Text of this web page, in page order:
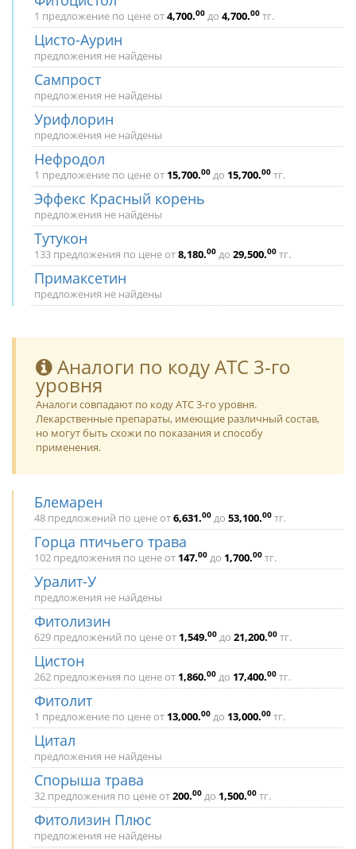
1 предложение по цене от4,700.00 до 4,700.00 тг.
Цисто-Аурин
предложения не найдены
Сампрост
предложения не найдены
Урифлорин
предложения не найдены
Нефродол
1 предложение по цене от 15,700.00 до 15,700.00 тг.
Эффекс Красный корень
предложения не найдены
Тутукон
133 предложения по цене от8,180.00 до 29,500.00 тг.
Примаксетин
предложения не найдены
Аналоги по коду ATC 3-го
уровня
Аналоги совпадают по коду ATC 3-го уровня.
Лекарственные препараты, имеющие различный состав,
но могут быть схожи по показания и способу
применения.
Блемарен
48 предложений по цене от6,631.00 до 53,100.00 тг.
Горца птичьего трава
102 предложения по цене от 147.00 до 1,700.00 тг.
Уралит-У
предложения не найдены
Фитолизин
629 предложений по цене от 1,549.00 до 21,200.00 тг.
Цистон
262 предложения по цене от 1,860.00 до 17,400.00 тг.
Фитолит
1 предложение по цене от 13,000.00 до 13,000.00 тг.
Цитал
предложения не найдены
Спорыша трава
32 предложения по цене от200.00 до 1,500.00 тг.
Фитолизин Плюс
предложения не найдены